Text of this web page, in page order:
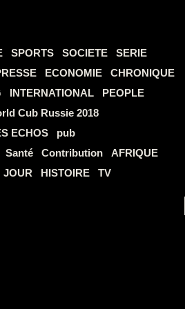
SPORTS SOCIETE
SERIE
ECONOMIE
CHRONIQUE
INTERNATIONAL
PEOPLE
Cub Russie 2018
ECHOS
pub
Santé Contribution
AFRIQUE
JOUR HISTOIRE TV